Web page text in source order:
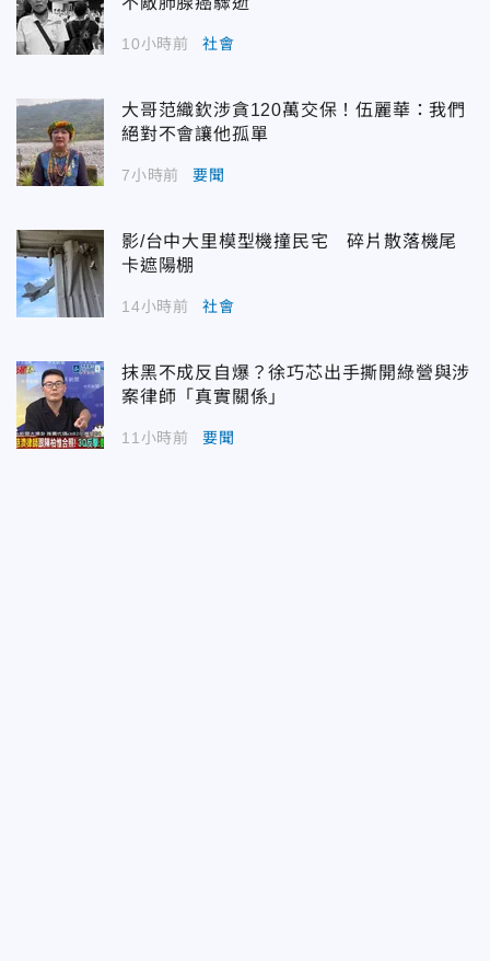
10小時前 社會
大哥范織欽涉貪120萬交保！伍麗華：我們
絕對不會讓他孤單
7小時前 要聞
影/台中大里模型機撞民宅 碎片散落機尾
卡遮陽棚
14小時前 社會
抹黑不成反自爆？徐巧芯出手撕開綠營與涉
案律師「真實關係」
11小時前 要聞